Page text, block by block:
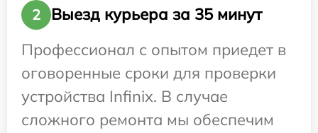
2
Выезд курьера за 35 минут
Профессионал с опытом приедет в
оговоренные сроки для проверки
устройства Infinix. В случае
сложного ремонта мы обеспечим